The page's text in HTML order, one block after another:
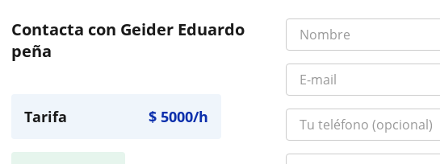
Contacta con Geider Eduardo
peña
Tarifa $5000/h